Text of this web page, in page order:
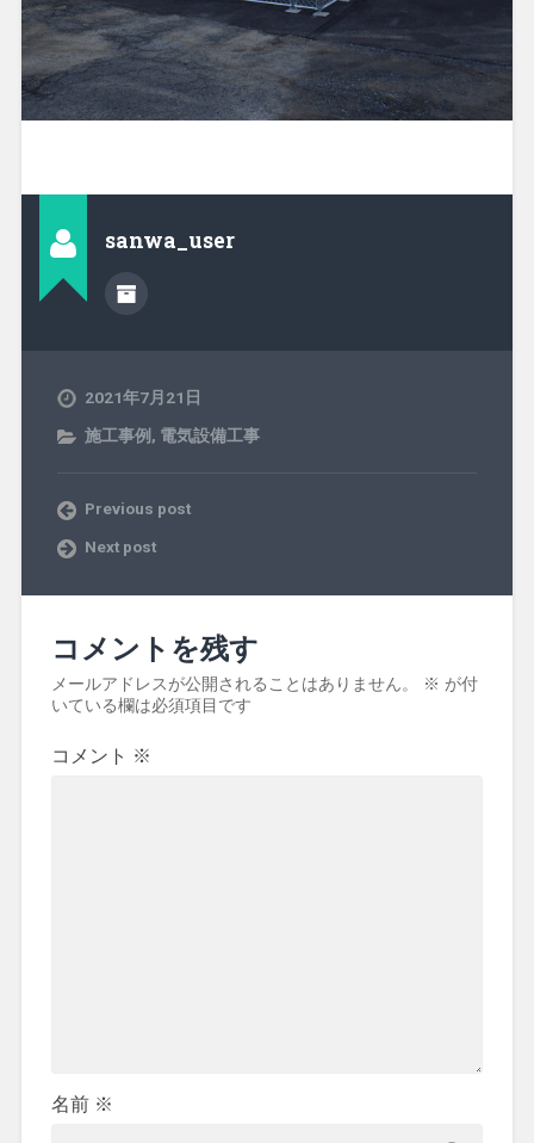
sanwa_user
2021年7月21日
施工事例, 電気設備工事
Previous post
Next post
コメントを残す
メールアドレスが公開されることはありません。 ※ が付
いている欄は必須項目です
コメント ※
名前 ※